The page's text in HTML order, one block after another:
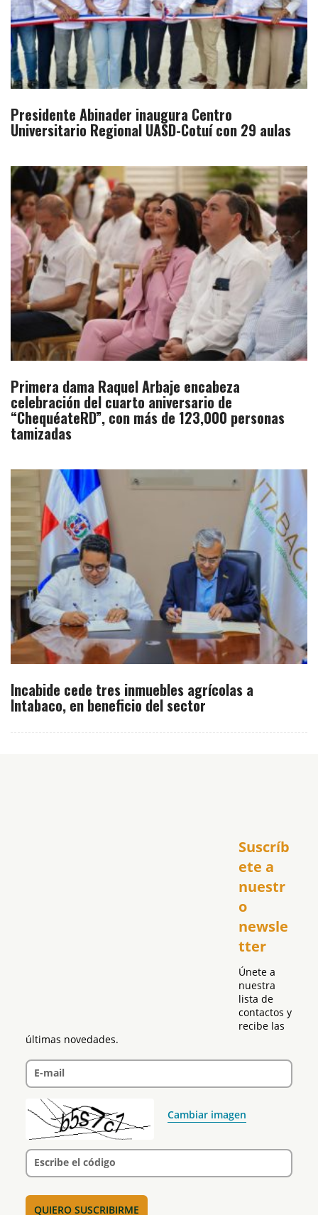
Presidente Abinader inaugura Centro
Universitario Regional UASD-Cotuí con 29 aulas
Primera dama Raquel Arbaje encabeza
celebración del cuarto aniversario de
“ChequéateRD”, con más de 123,000 personas
tamizadas
Incabide cede tres inmuebles agrícolas a
Intabaco, en beneficio del sector
Suscríb
ete a
nuestr
o
newsle
tter
Únete a
nuestra
lista de
contactos y
recibe las
últimas novedades.
E-mail
Cambiar imagen
Escribe el código